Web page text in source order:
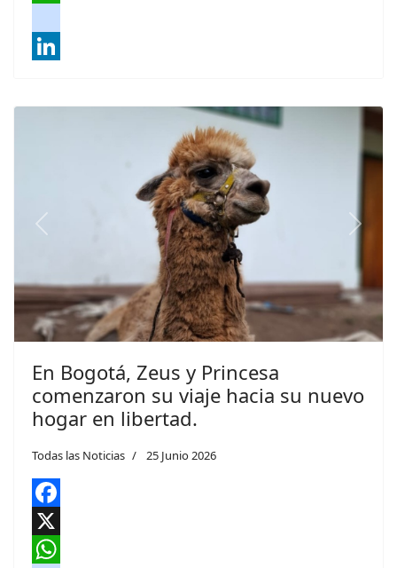
instagram
Previous Next
En Bogotá, Zeus y Princesa
comenzaron su viaje hacia su nuevo
hogar en libertad.
Todas las Noticias 25 Junio 2026
Facebook
X